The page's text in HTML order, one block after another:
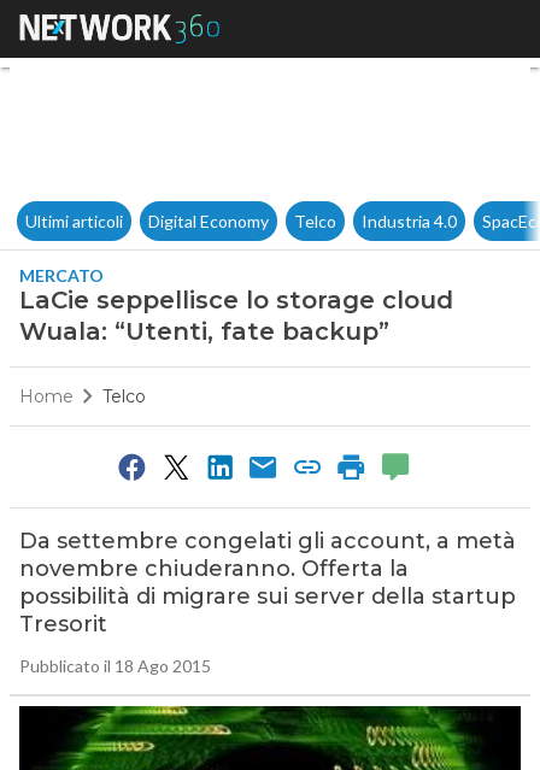
LaCie seppellisce lo storage
Ultimi articoli Digital Economy Telco Industria 4.0
MERCATO
LaCie seppellisce lo storage cloud
Wuala: “Utenti, fate backup”
Home Telco
Da settembre congelati gli account, a metà
novembre chiuderanno. Offerta la
possibilità di migrare sui server della startup
Tresorit
Pubblicato il 18 Ago 2015